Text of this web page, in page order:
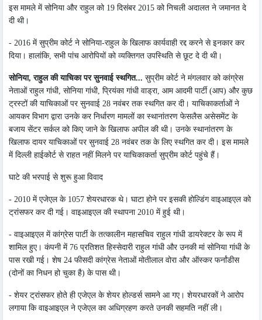
इस मामले में सोनिया और राहुल को 19 दिसंबर 2015 को निचली अदालत ने जमानत दे
दी थी।
- 2016 में सुप्रीम कोर्ट ने सोनिया-राहुल के खिलाफ कार्यवाही रद्द करने से इनकार कर
दिया। हालांकि, सभी पांच आरोपियों को व्यक्तिगत उपस्थिति से छूट दे दी थी।
सोनिया, राहुल की याचिका पर सुनवाई स्थगित... सुप्रीम कोर्ट ने मंगलवार को कांग्रेस
नेताओं राहुल गांधी, सोनिया गांधी, प्रियंका गांधी वाड्रा, आम आदमी पार्टी (आप) और कुछ
ट्रस्टों की याचिकाओं पर सुनवाई 28 नवंबर तक स्थगित कर दी। याचिकाकर्ताओं ने
आयकर विभाग द्वारा उनके कर निर्धारण मामलों का स्थानांतरण फेसलैस असेसमेंट के
बजाय सेंटर सर्कल को किए जाने के खिलाफ अपील की थी। उनके स्थानांतरण के
खिलाफ दायर याचिकाओं पर सुनवाई 28 नवंबर तक के लिए स्थगित कर दी। इस मामले
में दिल्ली हाईकोर्ट से राहत नहीं मिलने पर याचिकाकर्ता सुप्रीम कोर्ट पहुंचे हैं।
घाटे की भरपाई से शुरू हुआ विवाद
- 2010 में एजेएल के 1057 शेयरधारक थे। घाटा होने पर इसकी होल्डिंग वाइआइएल को
ट्रांसफर कर दी गई। वाइआइएल की स्थापना 2010 में हुई थी।
- वाइआइएल में कांग्रेस पार्टी के तत्कालीन महासचिव राहुल गांधी डायरेक्टर के रूप में
शामिल हुए। कंपनी में 76 प्रतिशत हिस्सेदारी राहुल गांधी और उनकी मां सोनिया गांधी के
पास रखी गई। शेष 24 फीसदी कांग्रेस नेताओं मोतीलाल वोरा और ऑस्कर फर्नांडीस
(दोनों का निधन हो चुका है) के पास थी।
- शेयर ट्रांसफर होते ही एजेएल के शेयर होल्डर्स सामने आ गए। शेयरधारकों ने आरोप
लगाया कि वाइआइएल ने एजेएल का अधिग्रहण करते उनकी सहमति नहीं ली।